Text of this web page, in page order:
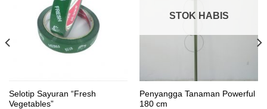
Selotip Sayuran “Fresh
Vegetables”
STOK HABIS
Penyangga Tanaman Powerful
180 cm